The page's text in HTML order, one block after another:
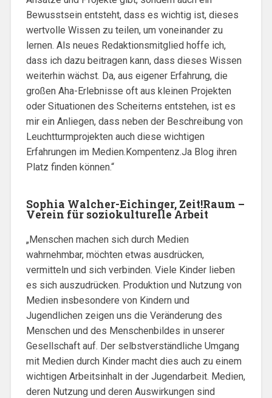
Bewusstsein entsteht, dass es wichtig ist, dieses
wertvolle Wissen zu teilen, um voneinander zu
lernen. Als neues Redaktionsmitglied hoffe ich,
dass ich dazu beitragen kann, dass dieses Wissen
weiterhin wächst. Da, aus eigener Erfahrung, die
großen Aha-Erlebnisse oft aus kleinen Projekten
oder Situationen des Scheiterns entstehen, ist es
mir ein Anliegen, dass neben der Beschreibung von
Leuchtturmprojekten auch diese wichtigen
Erfahrungen im Medien.Kompentenz.Ja Blog ihren
Platz finden können.“
Sophia Walcher-Eichinger, Zeit!Raum –
Verein für soziokulturelle Arbeit
„Menschen machen sich durch Medien
wahrnehmbar, möchten etwas ausdrücken,
vermitteln und sich verbinden. Viele Kinder lieben
es sich auszudrücken. Produktion und Nutzung von
Medien insbesondere von Kindern und
Jugendlichen zeigen uns die Veränderung des
Menschen und des Menschenbildes in unserer
Gesellschaft auf. Der selbstverständliche Umgang
mit Medien durch Kinder macht dies auch zu einem
wichtigen Arbeitsinhalt in der Jugendarbeit. Medien,
deren Nutzung und deren Auswirkungen sind